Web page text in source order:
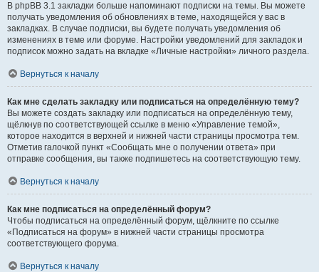
В phpBB 3.1 закладки больше напоминают подписки на темы. Вы можете
получать уведомления об обновлениях в теме, находящейся у вас в
закладках. В случае подписки, вы будете получать уведомления об
изменениях в теме или форуме. Настройки уведомлений для закладок и
подписок можно задать на вкладке «Личные настройки» личного раздела.
Вернуться к началу
Как мне сделать закладку или подписаться на определённую тему?
Вы можете создать закладку или подписаться на определённую тему,
щёлкнув по соответствующей ссылке в меню «Управление темой»,
которое находится в верхней и нижней части страницы просмотра тем.
Отметив галочкой пункт «Сообщать мне о получении ответа» при
отправке сообщения, вы также подпишетесь на соответствующую тему.
Вернуться к началу
Как мне подписаться на определённый форум?
Чтобы подписаться на определённый форум, щёлкните по ссылке
«Подписаться на форум» в нижней части страницы просмотра
соответствующего форума.
Вернуться к началу